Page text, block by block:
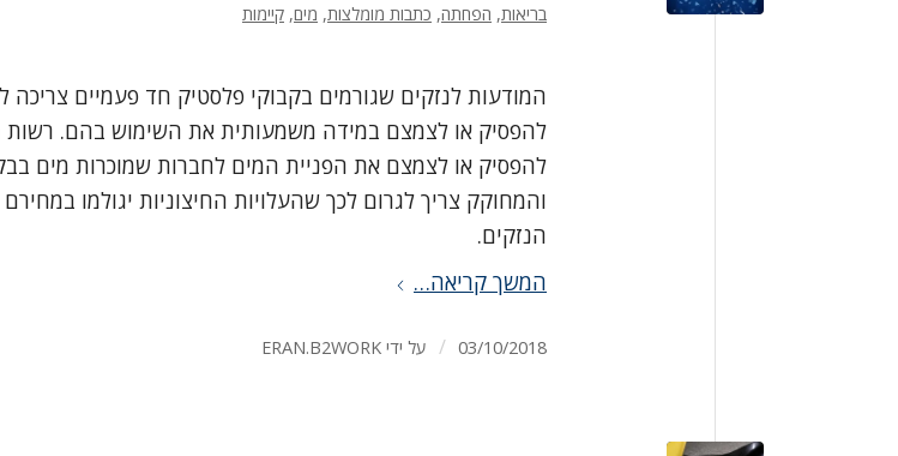
בריאות, הפחתה, כתבות מומלצות, מים, קיימות
המודעות לנזקים שגורמים בקבוקי פלסטיק חד פעמיים צריכה
להפסיק או לצמצם במידה משמעותית את השימוש בהם. רשות
להפסיק או לצמצם את הפניית המים לחברות שמוכרות מים
והמחוקק צריך לגרום לכך שהעלויות החיצוניות יגולמו במחירם
הנזקים.
המשך קריאה…
03/10/2018
/ על ידי ERAN.B2WORK